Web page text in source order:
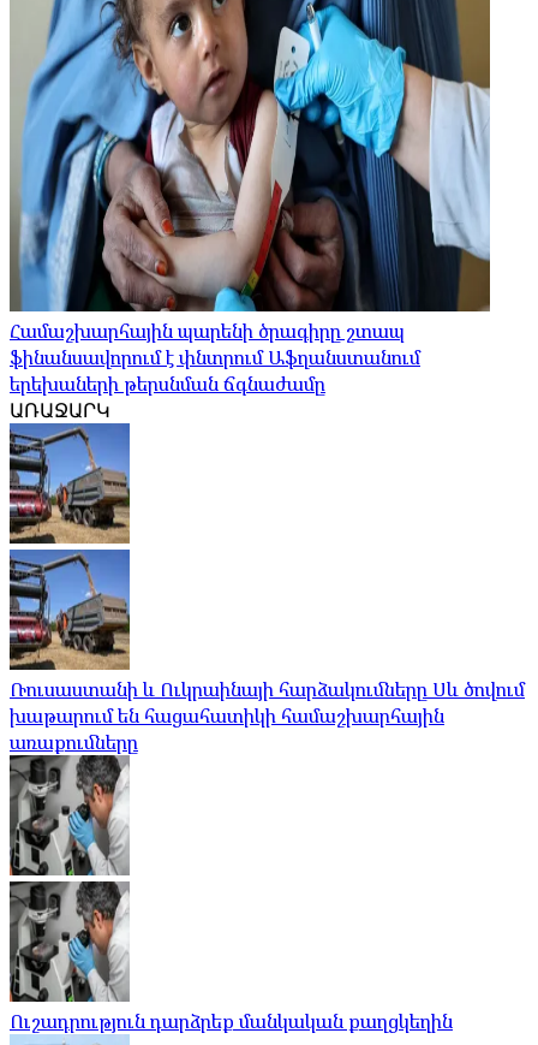
Համաշխարհային պարենի ծրագիրը շտապ
ֆինանսավորում է փնտրում Աֆղանստանում
երեխաների թերսնման ճգնաժամը
ԱՌԱՋԱՐԿ
Ռուսաստանի և Ուկրաինայի հարձակումները Սև ծովում
խաթարում են հացահատիկի համաշխարհային
առաքումները
Ուշադրություն դարձրեք մանկական քաղցկեղին